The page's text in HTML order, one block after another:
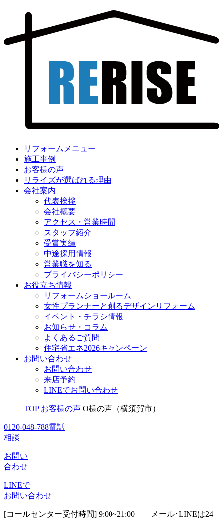
リフォームメニュー
施工事例
お客様の声
リライズが選ばれる理由
会社案内
代表挨拶
会社概要
アクセス・営業時間
スタッフ紹介
受賞実績
中途採用情報
営業職を知る
プライバシーポリシー
お役立ち情報
リフォームショールーム
女性プランナーと創るデザインリフォーム
イベント・チラシ情報
お知らせ・コラム
よくあるご質問
住宅省エネ2026キャンペーン
お問い合わせ
お問い合わせ
来店予約
LINEでお問い合わせ
TOP お客様の声 O様の声（横須賀市）
0120-048-788電話
相談
お問い
合わせ
LINEで
お問い合わせ
[コールセンター受付時間] 9:00~21:00 メール･LINEは24